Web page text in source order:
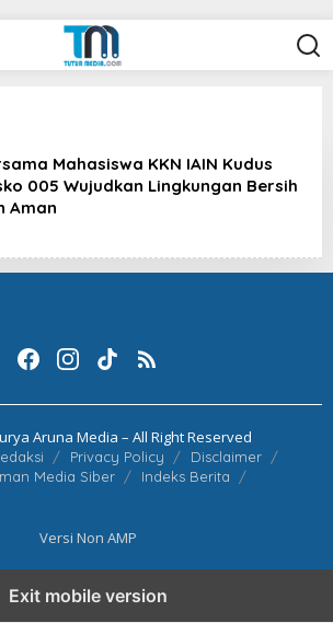
Mahasiswa KKN IAIN Kudus
005 Wujudkan Lingkungan Bersih
Aman
Aruna Media – All Right Reserved
Privacy Policy
Disclaimer
Media Siber
Indeks Berita
Versi Non AMP
Exit mobile version